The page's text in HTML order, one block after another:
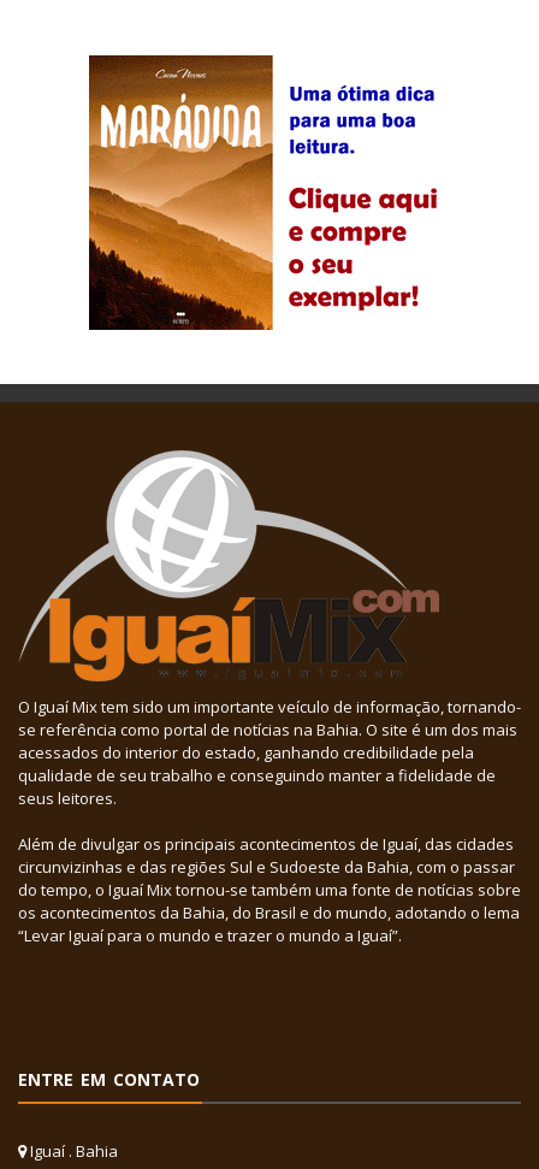
O Iguaí Mix tem sido um importante veículo de informação, tornando-
se referência como portal de notícias na Bahia. O site é um dos mais
acessados do interior do estado, ganhando credibilidade pela
qualidade de seu trabalho e conseguindo manter a fidelidade de
seus leitores.
Além de divulgar os principais acontecimentos de Iguaí, das cidades
circunvizinhas e das regiões Sul e Sudoeste da Bahia, com o passar
do tempo, o Iguaí Mix tornou-se também uma fonte de notícias sobre
os acontecimentos da Bahia, do Brasil e do mundo, adotando o lema
“Levar Iguaí para o mundo e trazer o mundo a Iguaí”.
ENTRE EM CONTATO
Iguaí . Bahia